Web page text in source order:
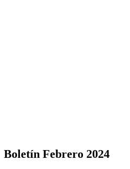
Boletín Febrero 2024